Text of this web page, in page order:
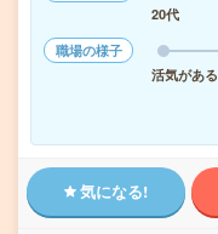
20代
職場の様子
活気がある
気になる!